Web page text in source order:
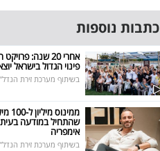
כתבות נוספות
אחרי 20 שנה:
פינוי הגדול בישראל
בשיתוף מערכת זירת
שהתחיל במודעה
אימפריה
בשיתוף מערכת זירת